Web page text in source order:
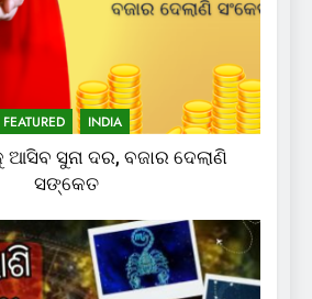
FEATURED INDIA
ସୁନା ଦର, ବଜାର ଦେଲାଣି
ସଙ୍କେତ